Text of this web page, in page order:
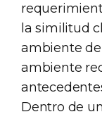
la similitud
ambiente de
ambiente
Dentro de